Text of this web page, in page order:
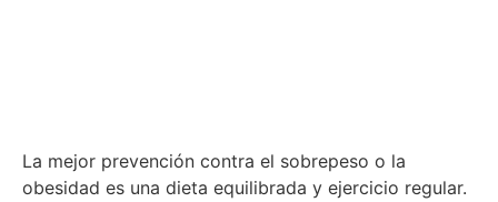
La mejor prevención contra el sobrepeso o la
obesidad es una dieta equilibrada y ejercicio regular.